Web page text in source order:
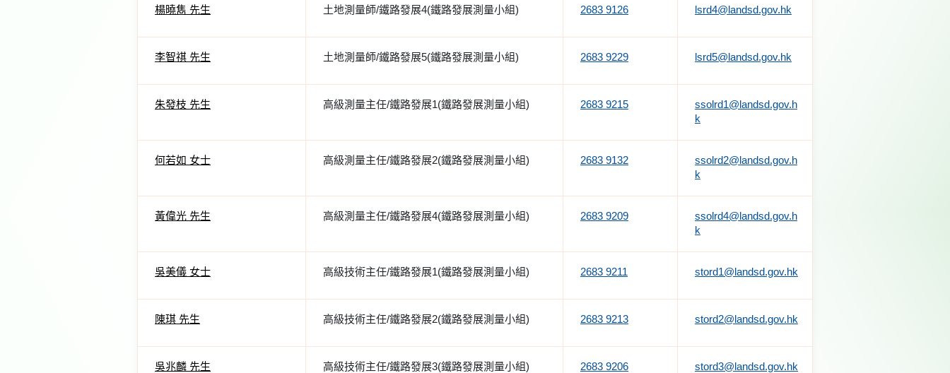
楊曉雋 先生 土地測量師/鐵路發展4(鐵路發展測量小組) 2683 9126 lsrd4@landsd.gov.hk
李智祺 先生 土地測量師/鐵路發展5(鐵路發展測量小組) 2683 9229 lsrd5@landsd.gov.hk
朱發枝 先生 高級測量主任/鐵路發展1(鐵路發展測量小組) 2683 9215
ssolrd1@landsd.gov.h
k
何若如 女士 高級測量主任/鐵路發展2(鐵路發展測量小組) 2683 9132
ssolrd2@landsd.gov.h
k
黃偉光 先生 高級測量主任/鐵路發展4(鐵路發展測量小組) 2683 9209
ssolrd4@landsd.gov.h
k
吳美儀 女士 高級技術主任/鐵路發展1(鐵路發展測量小組) 2683 9211 stord1@landsd.gov.hk
陳琪 先生 高級技術主任/鐵路發展2(鐵路發展測量小組) 2683 9213 stord2@landsd.gov.hk
吳兆麟 先生 高級技術主任/鐵路發展3(鐵路發展測量小組) 2683 9206 stord3@landsd.gov.hk